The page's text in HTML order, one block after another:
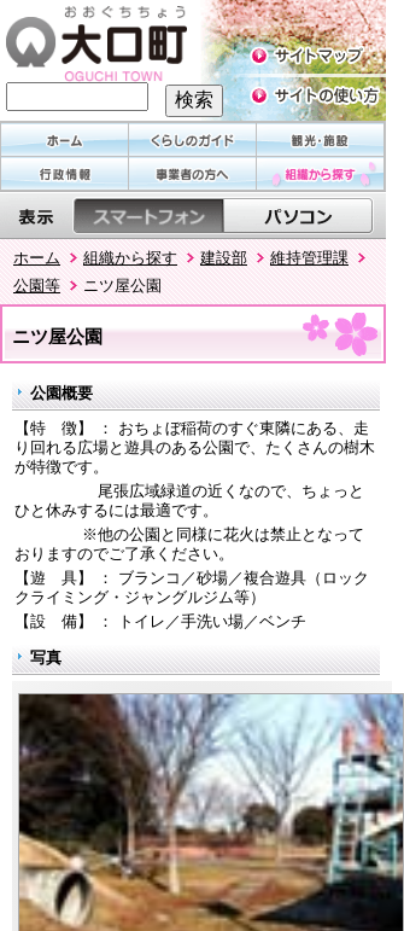
ホーム 組織から探す 建設部
維持管理課
公園等
ニツ屋公園
ニツ屋公園
公園概要
【特 徴】 ： おちょぼ稲荷のすぐ東隣にある、走
り回れる広場と遊具のある公園で、たくさんの樹木
が特徴です。
尾張広域緑道の近くなので、ちょっと
ひと休みするには最適です。
※他の公園と同様に花火は禁止となって
おりますのでご了承ください。
【遊 具】 ： ブランコ／砂場／複合遊具（ロック
クライミング・ジャングルジム等）
【設 備】 ： トイレ／手洗い場／ベンチ
写真